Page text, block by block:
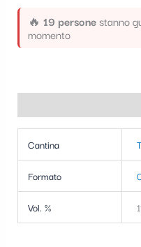
🔥 19 personestanno
momento
Cantina
Formato
Vol. %
r